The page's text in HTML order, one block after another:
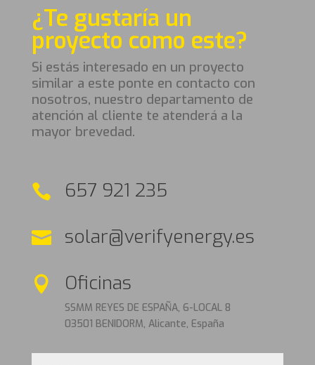
¿Te gustaría un
proyecto como este?
Si estás interesado en un proyecto
similar a este ponte en contacto con
nosotros, nuestro departamento de
atención al cliente te atenderá a la
mayor brevedad.
 657 921 235
 solar@verifyenergy.es
 Oficinas
SSMM REYES DE ESPAÑA, 6-LOCAL 8
03501 BENIDORM, Alicante, España